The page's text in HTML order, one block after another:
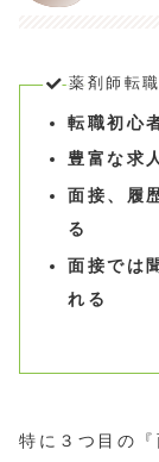
薬剤師転
転職初心
豊富な求
面接、履
る
面接では
れる
特に３つ目の